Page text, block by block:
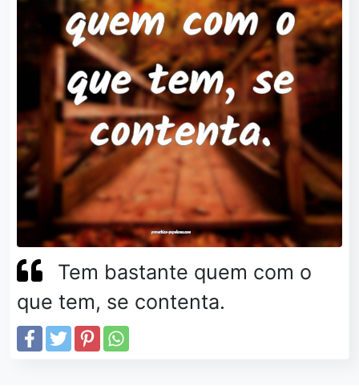
Tem bastante quem com o
que tem, se contenta.